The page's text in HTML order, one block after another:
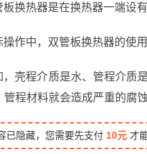
板换热器是在换热器一端设
操作中，双管板换热器的使
，壳程介质是水、管程介质
管程材料就会造成严重的腐蚀
已隐藏，您需要先支付 10元 才